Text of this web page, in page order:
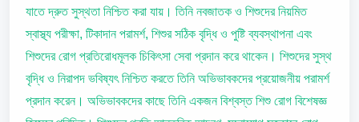
যাতে দ্রুত সুস্থতা নিশ্চিত করা যায়। তিনি নবজাতক ও শিশুদের নিয়মিত
স্বাস্থ্য পরীক্ষা, টিকাদান পরামর্শ, শিশুর সঠিক বৃদ্ধি ও পুষ্টি ব্যবস্থাপনা এবং
শিশুদের রোগ প্রতিরোধমূলক চিকিৎসা সেবা প্রদান করে থাকেন। শিশুদের সুস্থ
বৃদ্ধি ও নিরাপদ ভবিষ্যৎ নিশ্চিত করতে তিনি অভিভাবকদের প্রয়োজনীয় পরামর্শ
প্রদান করেন। অভিভাবকদের কাছে তিনি একজন বিশ্বস্ত শিশু রোগ বিশেষজ্ঞ